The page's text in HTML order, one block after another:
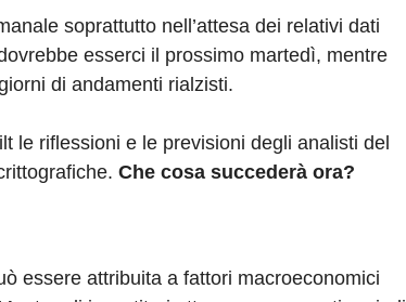
soprattutto nell’attesa dei relativi dati
esserci il prossimo martedì, mentre
di andamenti rialzisti.
le riflessioni e le previsioni degli analisti del
Che cosa succederà ora?
essere attribuita a fattori macroeconomici